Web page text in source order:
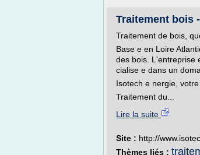
Traitement bois
Traitement de bois,
Base e en Loire
des bois. L'entreprise
cialise e dans un
Isotech e nergie,
Traitement du...
Lire la suite
Site : http://
Thèmes liés :